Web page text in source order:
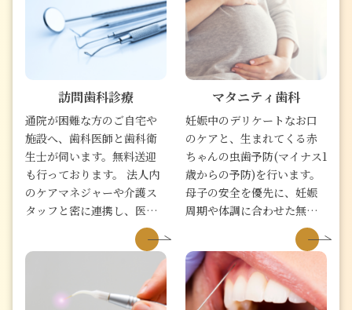
ーマン社製の正規品を使用
し、安全に組織の再生を促
します。
す。
訪問歯科診療
通院が困難な方のご自宅や
施設へ、歯科医師と歯科衛
生士が伺います。無料送迎
も行っております。 法人内
のケアマネジャーや介護ス
タッフと密に連携し、医療
と生活の両面から患者様を
サポートできるのが強みで
す。 専用機材を持参し、外
来とほぼ同等の治療や口腔
ケア、嚥下リハビリテーシ
マタニティ歯科
妊娠中のデリケートなお口
のケアと、生まれてくる赤
ちゃんの虫歯予防(マイナス1
歳からの予防)を行います。
母子の安全を優先に、妊娠
周期や体調に合わせた無理
のない診療を行います。